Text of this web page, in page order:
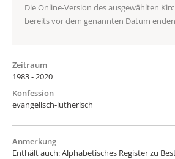
Die Online-Version des ausgewählten
bereits vor dem genannten Datum
Zeitraum
1983 - 2020
Konfession
evangelisch-lutherisch
Anmerkung
Enthält auch: Alphabetisches Register zu